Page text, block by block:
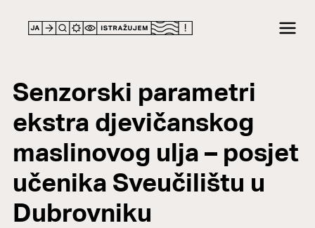
Senzorski parametri
ekstra djevičanskog
maslinovog ulja – posjet
učenika Sveučilištu u
Dubrovniku